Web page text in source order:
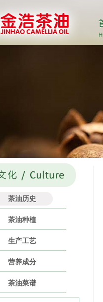
茶油历史
茶油种植
生产工艺
营养成分
茶油菜谱